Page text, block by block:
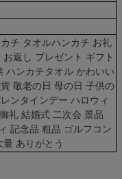
チ タオルハンカチ お礼
返し プレゼント ギフト
ハンカチタオル かわいい
敬老の日 母の日 子供の
ンタインデー ハロウィ
礼 結婚式 二次会 景品
記念品 粗品 ゴルフコン
ありがとう